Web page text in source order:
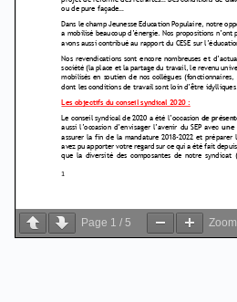
Page 1 / 5 Zoom